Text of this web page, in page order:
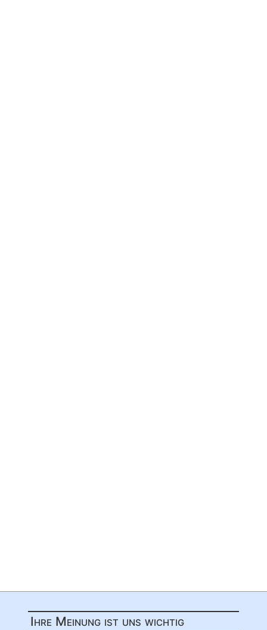
Ihre Meinung ist uns wichtig